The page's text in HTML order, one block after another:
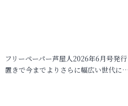
フリーペーパー芦屋人2026年6月号発
置きで今までよりさらに幅広い世代に…